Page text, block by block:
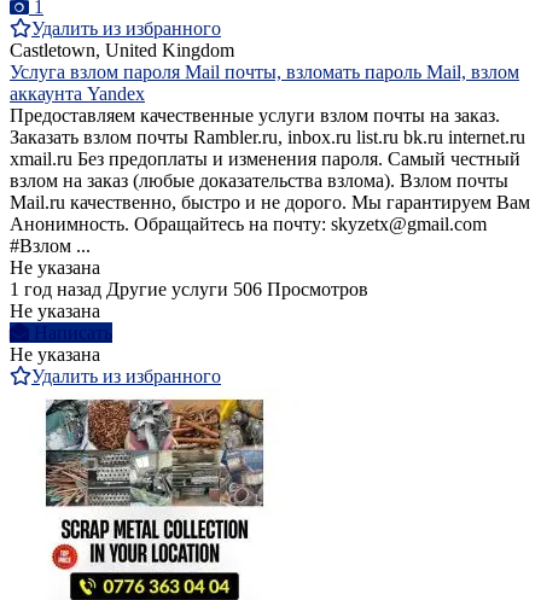
1
Удалить из избранного
Castletown, United Kingdom
Услуга взлом пароля Mail почты, взломать пароль Mail, взлом
аккаунта Yandex
Предоставляем качественные услуги взлом почты на заказ.
Заказать взлoм почты Rambler.ru, inbox.ru list.ru bk.ru internet.ru
xmail.ru Без предоплаты и изменения пароля. Самый честный
взлом на заказ (любые доказательства взлома). Bзлом почты
Mail.ru качественно, быстро и не дорого. Мы гарантируем Вам
Анонимность. Обращайтесь на почту: skyzetx@gmail.com
#Взлом ...
Не указана
1 год назад Другие услуги 506 Просмотров
Не указана
Написать
Не указана
Удалить из избранного